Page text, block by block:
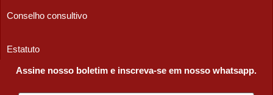
Conselho consultivo
Estatuto
Assine nosso boletim e inscreva-se em nosso whatsapp.